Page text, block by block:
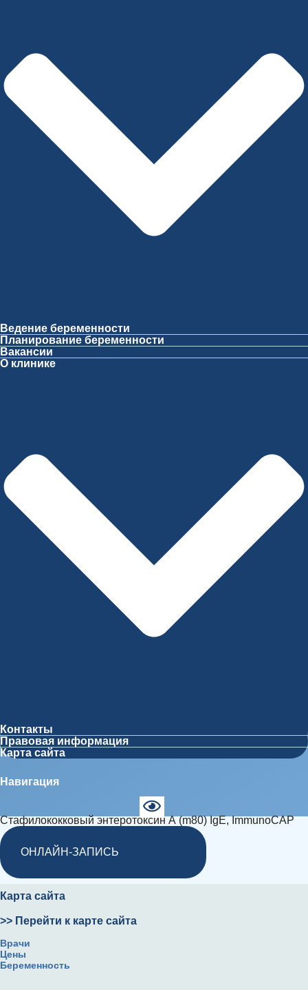
Ведение беременности
Планирование беременности
Вакансии
О клинике
Контакты
Правовая информация
Карта сайта
Навигация
Стафилококковый энтеротоксин А (m80) IgE, ImmunoCAP
ОНЛАЙН-ЗАПИСЬ
Карта сайта
>> Перейти к карте сайта
Врачи
Цены
Беременность